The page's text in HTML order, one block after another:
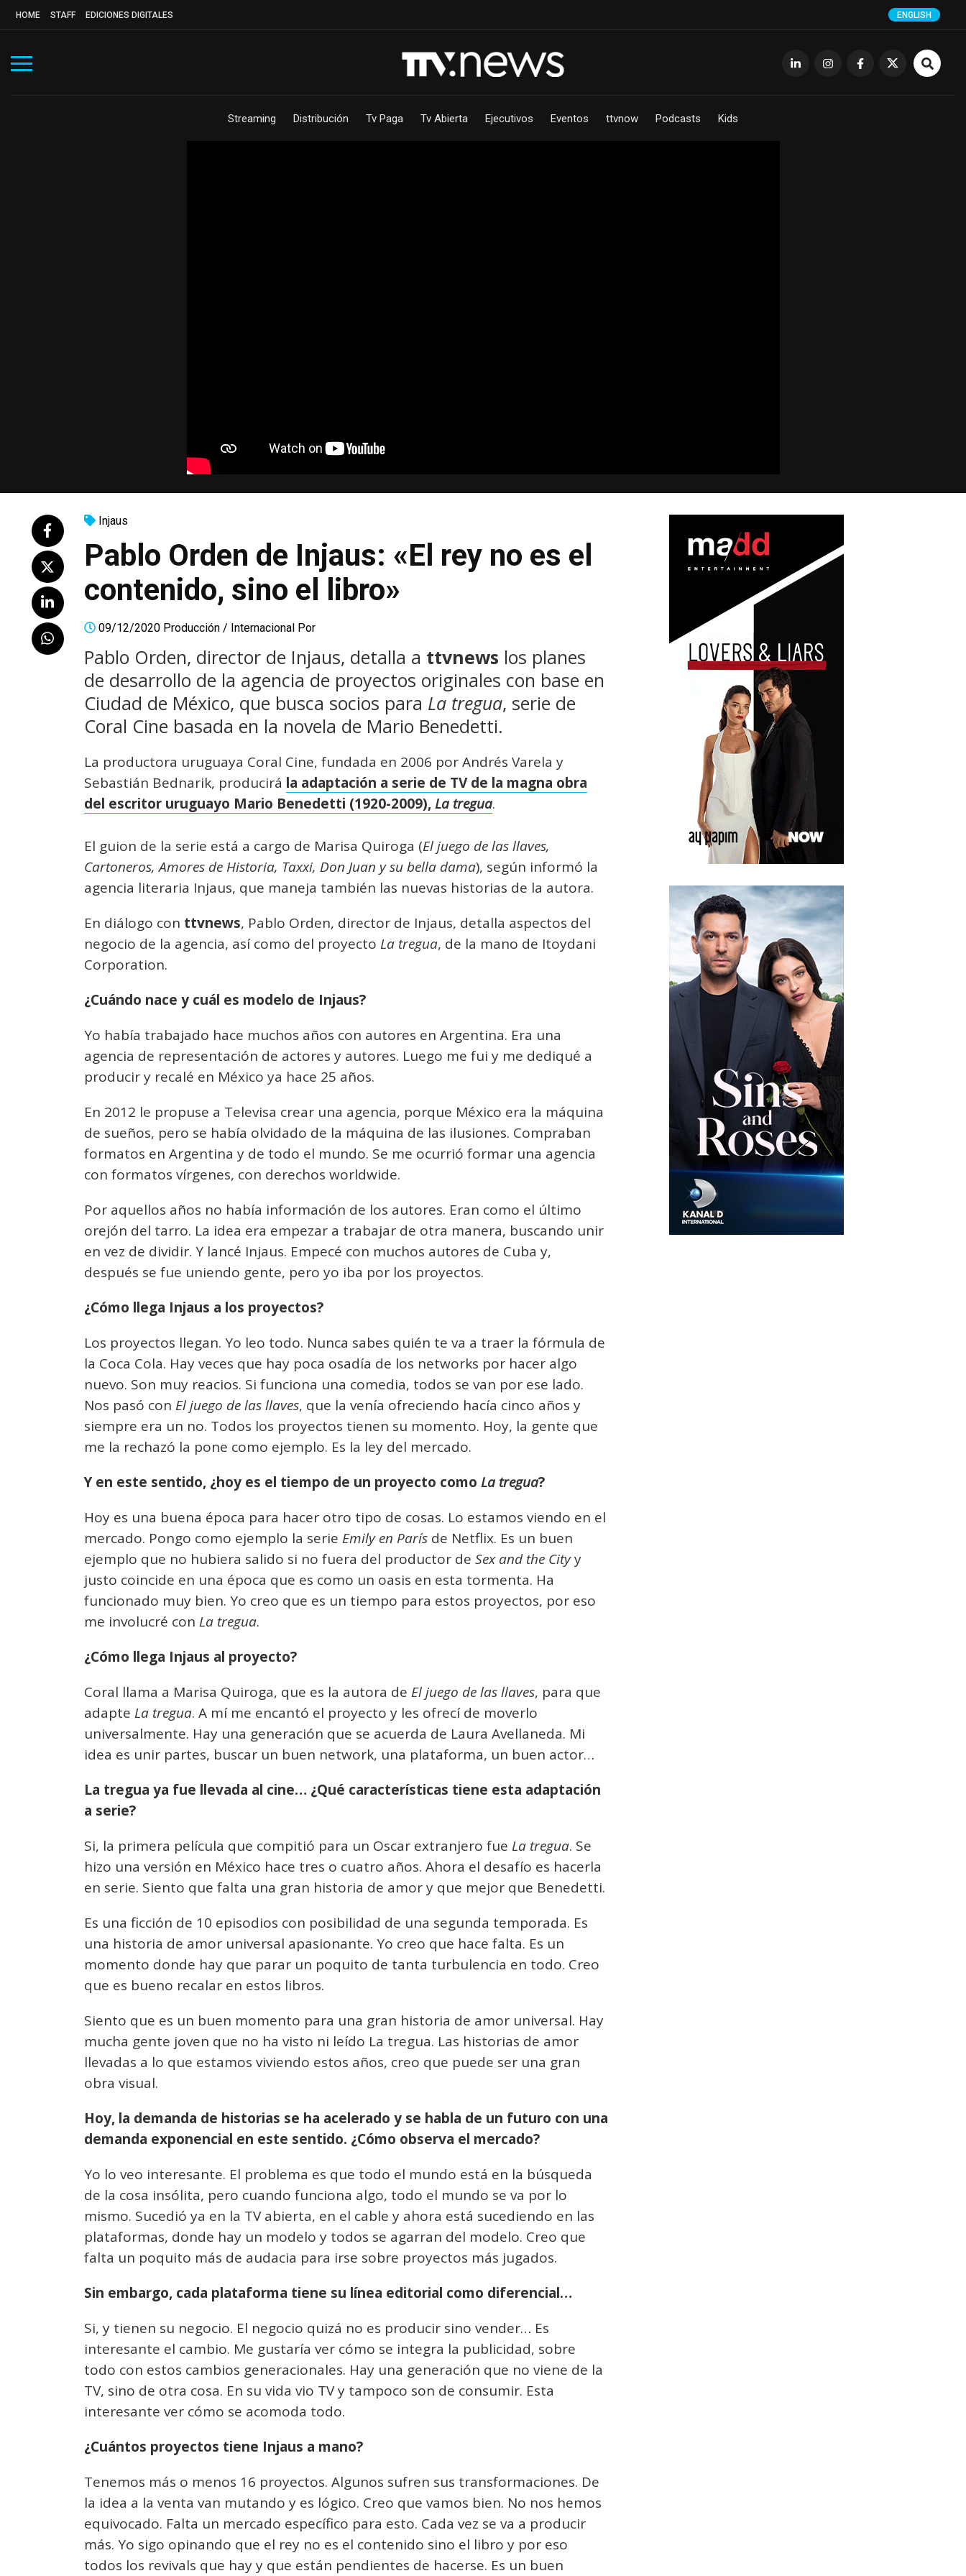
HOME STAFF EDICIONES DIGITALES ENGLISH
Streaming Distribución Tv Paga Tv Abierta Ejecutivos Eventos ttvnow Podcasts Kids
Injaus
Pablo Orden de Injaus: «El rey no es el
contenido, sino el libro»
09/12/2020 Producción / Internacional Por
Pablo Orden, director de Injaus, detalla a ttvnews los planes
de desarrollo de la agencia de proyectos originales con base en
Ciudad de México, que busca socios para La tregua, serie de
Coral Cine basada en la novela de Mario Benedetti.
La productora uruguaya Coral Cine, fundada en 2006 por Andrés Varela y
Sebastián Bednarik, producirá la adaptación a serie de TV de la magna obra
del escritor uruguayo Mario Benedetti (1920-2009),La tregua.
El guion de la serie está a cargo de Marisa Quiroga (El juego de las llaves,
Cartoneros, Amores de Historia, Taxxi, Don Juan y su bella dama), según informó la
agencia literaria Injaus, que maneja también las nuevas historias de la autora.
En diálogo con ttvnews, Pablo Orden, director de Injaus, detalla aspectos del
negocio de la agencia, así como del proyecto La tregua, de la mano de Itoydani
Corporation.
¿Cuándo nace y cuál es modelo de Injaus?
Yo había trabajado hace muchos años con autores en Argentina. Era una
agencia de representación de actores y autores. Luego me fui y me dediqué a
producir y recalé en México ya hace 25 años.
En 2012 le propuse a Televisa crear una agencia, porque México era la máquina
de sueños, pero se había olvidado de la máquina de las ilusiones. Compraban
formatos en Argentina y de todo el mundo. Se me ocurrió formar una agencia
con formatos vírgenes, con derechos worldwide.
Por aquellos años no había información de los autores. Eran como el último
orejón del tarro. La idea era empezar a trabajar de otra manera, buscando unir
en vez de dividir. Y lancé Injaus. Empecé con muchos autores de Cuba y,
después se fue uniendo gente, pero yo iba por los proyectos.
¿Cómo llega Injaus a los proyectos?
Los proyectos llegan. Yo leo todo. Nunca sabes quién te va a traer la fórmula de
la Coca Cola. Hay veces que hay poca osadía de los networks por hacer algo
nuevo. Son muy reacios. Si funciona una comedia, todos se van por ese lado.
Nos pasó con El juego de las llaves, que la venía ofreciendo hacía cinco años y
siempre era un no. Todos los proyectos tienen su momento. Hoy, la gente que
me la rechazó la pone como ejemplo. Es la ley del mercado.
Y en este sentido, ¿hoy es el tiempo de un proyecto como La tregua?
Hoy es una buena época para hacer otro tipo de cosas. Lo estamos viendo en el
mercado. Pongo como ejemplo la serie Emily en París de Netflix. Es un buen
ejemplo que no hubiera salido si no fuera del productor de Sex and the Cityy
justo coincide en una época que es como un oasis en esta tormenta. Ha
funcionado muy bien. Yo creo que es un tiempo para estos proyectos, por eso
me involucré con La tregua.
¿Cómo llega Injaus al proyecto?
Coral llama a Marisa Quiroga, que es la autora de El juego de las llaves, para que
adapte La tregua. A mí me encantó el proyecto y les ofrecí de moverlo
universalmente. Hay una generación que se acuerda de Laura Avellaneda. Mi
idea es unir partes, buscar un buen network, una plataforma, un buen actor…
La tregua ya fue llevada al cine… ¿Qué características tiene esta adaptación
a serie?
Si, la primera película que compitió para un Oscar extranjero fue La tregua. Se
hizo una versión en México hace tres o cuatro años. Ahora el desafío es hacerla
en serie. Siento que falta una gran historia de amor y que mejor que Benedetti.
Es una ficción de 10 episodios con posibilidad de una segunda temporada. Es
una historia de amor universal apasionante. Yo creo que hace falta. Es un
momento donde hay que parar un poquito de tanta turbulencia en todo. Creo
que es bueno recalar en estos libros.
Siento que es un buen momento para una gran historia de amor universal. Hay
mucha gente joven que no ha visto ni leído La tregua. Las historias de amor
llevadas a lo que estamos viviendo estos años, creo que puede ser una gran
obra visual.
Hoy, la demanda de historias se ha acelerado y se habla de un futuro con una
demanda exponencial en este sentido. ¿Cómo observa el mercado?
Yo lo veo interesante. El problema es que todo el mundo está en la búsqueda
de la cosa insólita, pero cuando funciona algo, todo el mundo se va por lo
mismo. Sucedió ya en la TV abierta, en el cable y ahora está sucediendo en las
plataformas, donde hay un modelo y todos se agarran del modelo. Creo que
falta un poquito más de audacia para irse sobre proyectos más jugados.
Sin embargo, cada plataforma tiene su línea editorial como diferencial…
Si, y tienen su negocio. El negocio quizá no es producir sino vender… Es
interesante el cambio. Me gustaría ver cómo se integra la publicidad, sobre
todo con estos cambios generacionales. Hay una generación que no viene de la
TV, sino de otra cosa. En su vida vio TV y tampoco son de consumir. Esta
interesante ver cómo se acomoda todo.
¿Cuántos proyectos tiene Injaus a mano?
Tenemos más o menos 16 proyectos. Algunos sufren sus transformaciones. De
la idea a la venta van mutando y es lógico. Creo que vamos bien. No nos hemos
equivocado. Falta un mercado específico para esto. Cada vez se va a producir
más. Yo sigo opinando que el rey no es el contenido sino el libro y por eso
todos los revivals que hay y que están pendientes de hacerse. Es un buen